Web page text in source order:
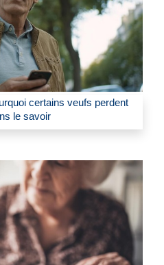
certains veufs perdent
le savoir